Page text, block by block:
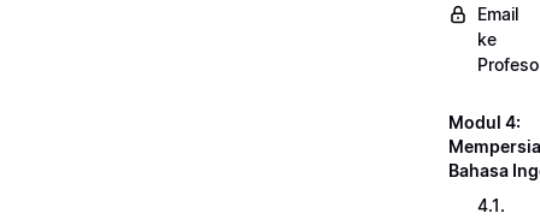
Email
ke
Modul 4:
Bahasa
4.1.